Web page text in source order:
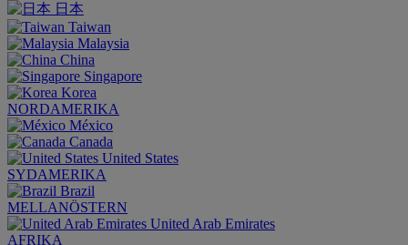
日本
Taiwan
Malaysia
China
Singapore
Korea
NORDAMERIKA
México
Canada
United States
SYDAMERIKA
Brazil
MELLANÖSTERN
United Arab Emirates
AFRIKA